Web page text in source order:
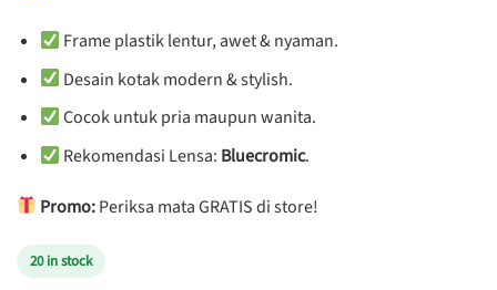
Frame plastik lentur, awet & nyaman.
Desain kotak modern & stylish.
Cocok untuk pria maupun wanita.
Rekomendasi Lensa: Bluecromic.
Promo:Periksa mata GRATIS di store!
20 in stock